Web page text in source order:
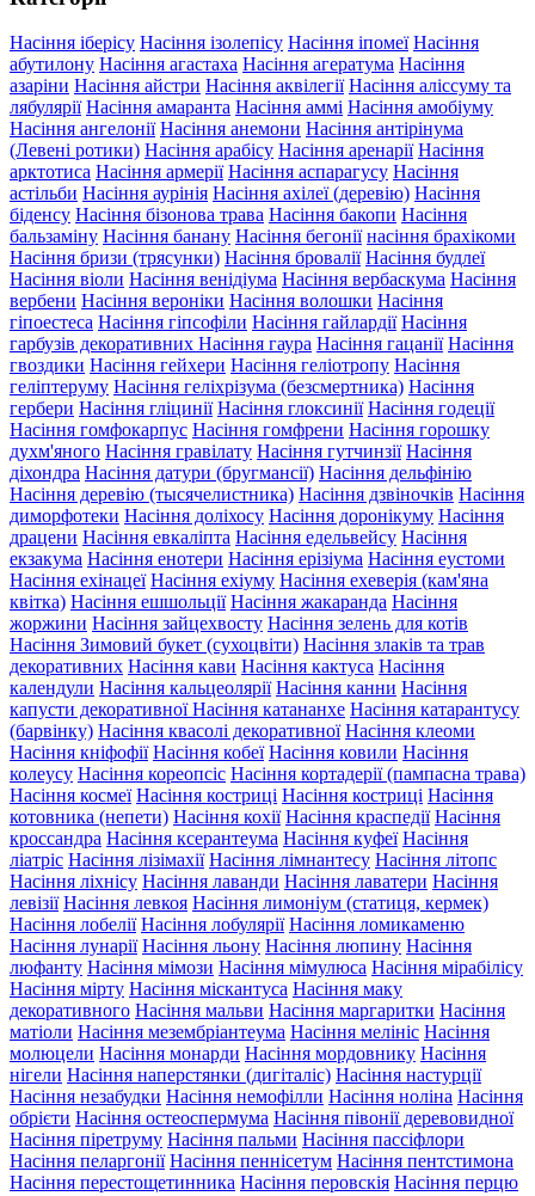
Насіння іберісу Насіння ізолепісу Насіння іпомеї Насіння
абутилону Насіння агастаха Насіння агератума Насіння
азаріни Насіння айстри Насіння аквілегії Насіння аліссуму та
лябулярії Насіння амаранта Насіння аммі Насіння амобіуму
Насіння ангелонії Насіння анемони Насіння антірінума
(Левені ротики) Насіння арабісу Насіння аренарії Насіння
арктотиса Насіння армерії Насіння аспарагусу Насіння
астільби Насіння аурінія Насіння ахілеї (деревію) Насіння
біденсу Насіння бізонова трава Насіння бакопи Насіння
бальзаміну Насіння банану Насіння бегонії насіння брахікоми
Насіння бризи (трясунки) Насіння бровалії Насіння будлеї
Насіння віоли Насіння венідіума Насіння вербаскума Насіння
вербени Насіння вероніки Насіння волошки Насіння
гіпоестеса Насіння гіпсофіли Насіння гайлардії Насіння
гарбузів декоративних Насіння гаура Насіння гацанії Насіння
гвоздики Насіння гейхери Насіння геліотропу Насіння
геліптеруму Насіння геліхрізума (безсмертника) Насіння
гербери Насіння гліцинії Насіння глоксинії Насіння годеції
Насіння гомфокарпус Насіння гомфрени Насіння горошку
духм'яного Насіння гравілату Насіння гутчинзії Насіння
діхондра Насіння датури (бругмансії) Насіння дельфінію
Насіння деревію (тысячелистника) Насіння дзвіночків Насіння
диморфотеки Насіння доліхосу Насіння доронікуму Насіння
драцени Насіння евкаліпта Насіння едельвейсу Насіння
екзакума Насіння енотери Насіння ерізіума Насіння еустоми
Насіння ехінацеї Насіння ехіуму Насіння ехеверія (кам'яна
квітка) Насіння ешшольції Насіння жакаранда Насіння
жоржини Насіння зайцехвосту Насіння зелень для котів
Насіння Зимовий букет (сухоцвіти) Насіння злаків та трав
декоративних Насіння кави Насіння кактуса Насіння
календули Насіння кальцеолярії Насіння канни Насіння
капусти декоративноїНасіння катананхе Насіння катарантусу
(барвінку) Насіння квасолі декоративної Насіння клеоми
Насіння кніфофії Насіння кобеї Насіння ковили Насіння
колеусу Насіння кореопсіс Насіння кортадерії (пампасна трава)
Насіння космеї Насіння костриці Насіння костриці Насіння
котовника (непети) Насіння кохії Насіння краспедії Насіння
кроссандра Насіння ксерантеума Насіння куфеї Насіння
ліатріс Насіння лізімахії Насіння лімнантесу Насіння літопс
Насіння ліхнісу Насіння лаванди Насіння лаватери Насіння
левізії Насіння левкоя Насіння лимоніум (статиця, кермек)
Насіння лобелії Насіння лобулярії Насіння ломикаменю
Насіння лунарії Насіння льону Насіння люпину Насіння
люфанту Насіння мімози Насіння мімулюса Насіння мірабілісу
Насіння мірту Насіння міскантуса Насіння маку
декоративного Насіння мальви Насіння маргаритки Насіння
матіоли Насіння мезембріантеума Насіння мелініс Насіння
молюцели Насіння монарди Насіння мордовнику Насіння
нігели Насіння наперстянки (дигіталіс) Насіння настурції
Насіння незабудки Насіння немофілли Насіння ноліна Насіння
обрієти Насіння остеоспермума Насіння півонії деревовидної
Насіння піретруму Насіння пальми Насіння пассіфлори
Насіння пеларгонії Насіння пеннісетум Насіння пентстимона
Насіння перестощетинника Насіння перовскія Насіння перцю